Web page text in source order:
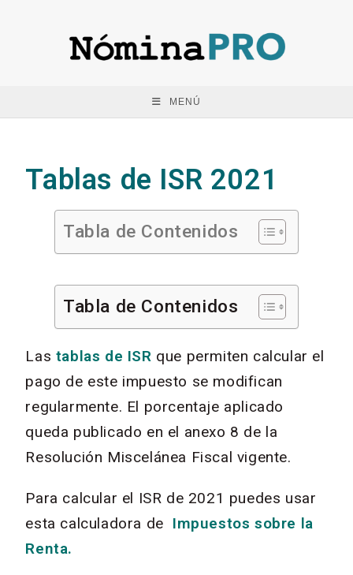
MENÚ
Tablas de ISR 2021
Tabla de Contenidos
Tabla de Contenidos
Las tablas de ISR que permiten calcular el
pago de este impuesto se modifican
regularmente. El porcentaje aplicado
queda publicado en el anexo 8 de la
Resolución Miscelánea Fiscal vigente.
Para calcular el ISR de 2021 puedes usar
esta calculadora de Impuestos sobre la
Renta.